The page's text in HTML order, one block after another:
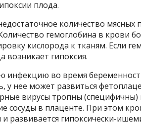
плода.
количество мясных
гемоглобина в крови
кислорода к тканям. Если
возникает гипоксия.
инфекцию во время
у нее может развиться
вирусы тропны (специфичны)
сосуды в плаценте. При этом
развивается гипоксически-